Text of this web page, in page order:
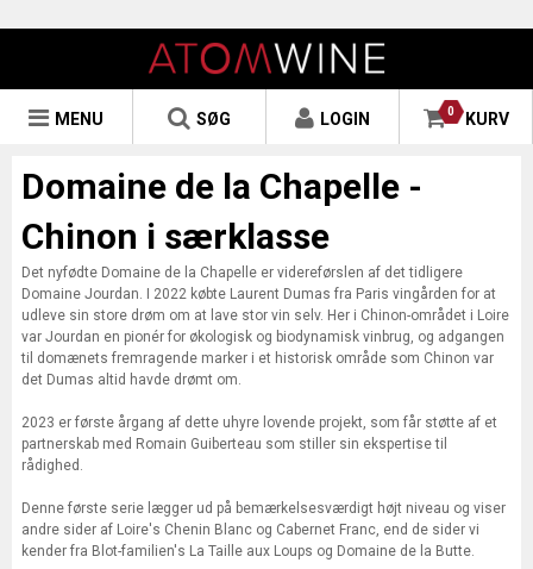
0 KURV
LOGIN
SØG
MENU
Domaine de la Chapelle -
Chinon i særklasse
Det nyfødte Domaine de la Chapelle er videreførslen af det tidligere
Domaine Jourdan. I 2022 købte Laurent Dumas fra Paris vingården for at
udleve sin store drøm om at lave stor vin selv. Her i Chinon-området i Loire
var Jourdan en pionér for økologisk og biodynamisk vinbrug, og adgangen
til domænets fremragende marker i et historisk område som Chinon var
det Dumas altid havde drømt om.
2023 er første årgang af dette uhyre lovende projekt, som får støtte af et
partnerskab med Romain Guiberteau som stiller sin ekspertise til
rådighed.
Denne første serie lægger ud på bemærkelsesværdigt højt niveau og viser
andre sider af Loire's Chenin Blanc og Cabernet Franc, end de sider vi
kender fra Blot-familien's La Taille aux Loups og Domaine de la Butte.